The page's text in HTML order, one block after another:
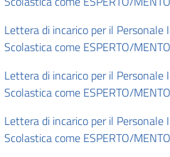
Lettera di incarico per il Personale
Scolastica come ESPERTO/
Lettera di incarico per il Personale
Scolastica come ESPERTO/
Lettera di incarico per il Personale
Scolastica come ESPERTO/